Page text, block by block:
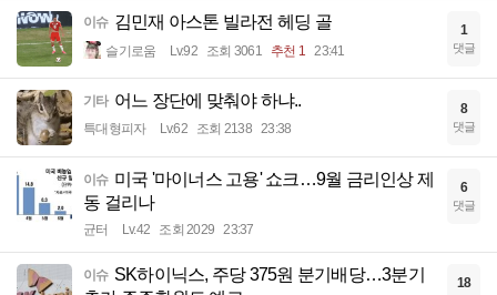
이슈 김민재 아스톤 빌라전 헤딩 골
슬기로움 Lv.92 조회 3061 추천 1 23:41
1
댓글
기타 어느 장단에 맞춰야 하냐..
특대형피자 Lv.62 조회 2138 23:38
8
댓글
이슈 미국 '마이너스 고용' 쇼크…9월 금리인상 제
동 걸리나
균터 Lv.42 조회 2029 23:37
6
댓글
이슈 SK하이닉스, 주당 375원 분기배당…3분기
18